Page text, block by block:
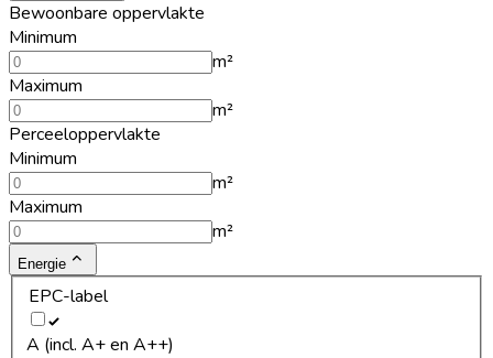
Bewoonbare oppervlakte
Minimum
m²
Maximum
m²
Perceeloppervlakte
Minimum
m²
Maximum
m²
Energie
EPC-label
A (incl. A+ en A++)